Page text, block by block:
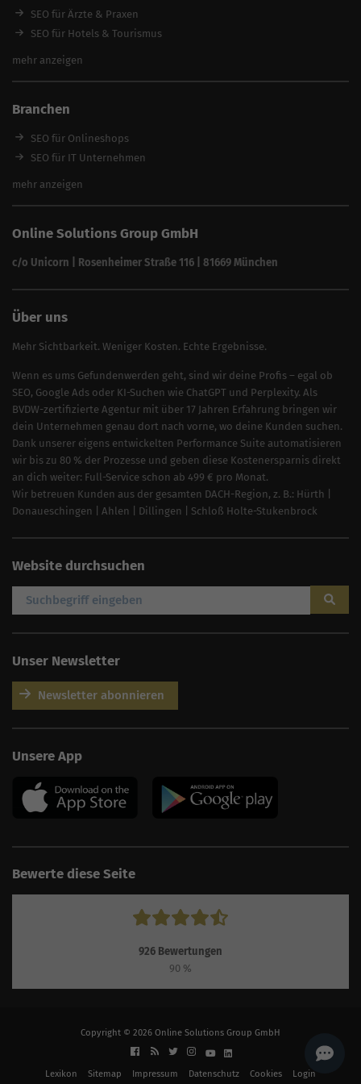
Local SEO Agentur
SEO Beratung
SEO Angebote
SEO für Ärzte & Praxen
SEO für Hotels & Tourismus
SEO für Handwerker
SEO für Anwälte & Kanzleien
SEO für Fitness
SEO für Architekten
mehr anzeigen
Branchen
SEO für Onlineshops
SEO für IT Unternehmen
SEO für Versicherungsmakler
SEO für Reinigungsfirmen
SEO für Sicherheitsdienste
mehr anzeigen
Online Solutions Group GmbH
c/o Unicorn | Rosenheimer Straße 116 | 81669 München
Über uns
Mehr Sichtbarkeit. Weniger Kosten. Echte Ergebnisse.
Wenn es ums Gefundenwerden geht, sind wir deine Profis – egal ob
SEO, Google Ads oder KI-Suchen wie ChatGPT und Perplexity. Als
BVDW-zertifizierte Agentur mit über 17 Jahren Erfahrung bringen wir
dein Unternehmen genau dort nach vorne, wo deine Kunden suchen.
Dank unserer eigens entwickelten Performance Suite automatisieren
wir bis zu 80 % der Prozesse und geben diese Kostenersparnis direkt
an dich weiter: Full-Service schon ab 499 € pro Monat.
Wir betreuen Kunden aus der gesamten DACH-Region, z. B.: Hürth
Donaueschingen
Ahlen Dillingen Schloß Holte-Stukenbrock
Website durchsuchen
Unser Newsletter
Newsletter abonnieren
Unsere App
Bewerte diese Seite
926 Bewertungen
90 %
Copyright © 2026 Online Solutions Group GmbH
Lexikon Sitemap Impressum Datenschutz Cookies Login
Wie kann ich dir helfen?
Monat, inkl. Content,